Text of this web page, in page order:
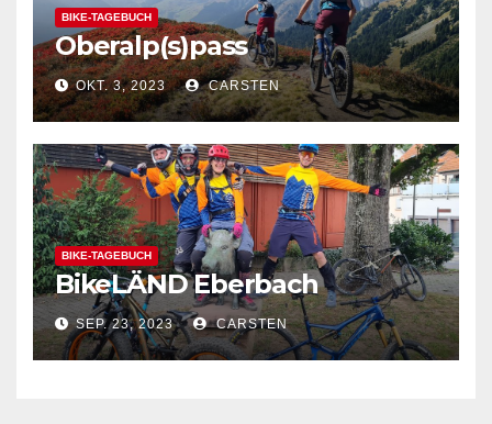
BIKE-TAGEBUCH
Oberalp(s)pass
OKT. 3, 2023 CARSTEN
BIKE-TAGEBUCH
BikeLÄND Eberbach
SEP. 23, 2023 CARSTEN